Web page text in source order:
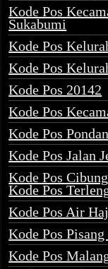
Kode Pos
Sukabumi
Kode Pos
Kode Pos
Kode Pos 20142
Kode Pos
Kode Pos
Kode Pos Jalan
Kode Pos
Kode Pos
Kode Pos Air
Kode Pos Pisang
Kode Pos